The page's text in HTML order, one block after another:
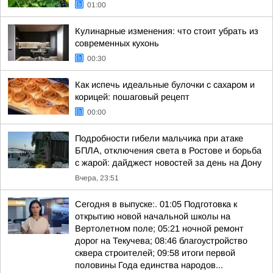
01:00
Кулинарные изменения: что стоит убрать из
современных кухонь
00:30
Как испечь идеальные булочки с сахаром и
корицей: пошаговый рецепт
00:00
Подробности гибели мальчика при атаке
БПЛА, отключения света в Ростове и борьба
с жарой: дайджест новостей за день на Дону
Вчера, 23:51
Сегодня в выпуске:. 01:05 Подготовка к
открытию новой начальной школы на
Вертолетном поле; 05:21 ночной ремонт
дорог на Текучева; 08:46 благоустройство
сквера строителей; 09:58 итоги первой
половины Года единства народов...